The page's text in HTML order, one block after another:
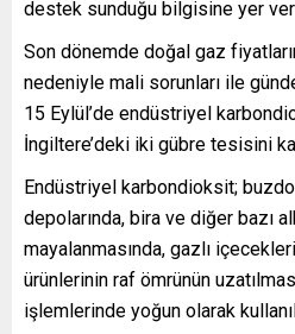
destek sunduğu bilgisine yer
Son dönemde doğal gaz
nedeniyle mali sorunları ile
15 Eylül’de endüstriyel
İngiltere’deki iki gübre tesisini
Endüstriyel karbondioksit;
depolarında, bira ve diğer bazı
mayalanmasında, gazlı
ürünlerinin raf ömrünün
işlemlerinde yoğun olarak